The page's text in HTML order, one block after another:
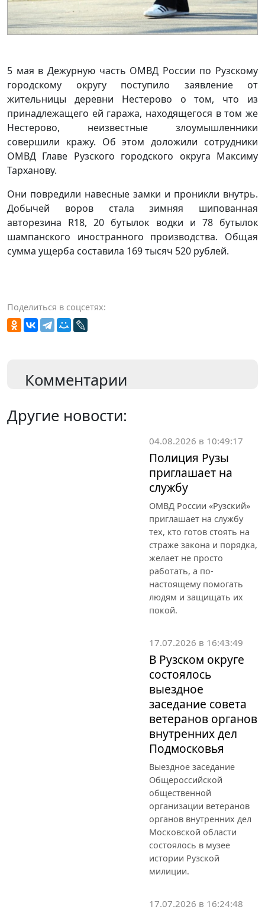
5 мая в Дежурную часть ОМВД России по Рузскому
городскому округу поступило заявление от
жительницы деревни Нестерово о том, что из
принадлежащего ей гаража, находящегося в том же
Нестерово, неизвестные злоумышленники
совершили кражу. Об этом доложили сотрудники
ОМВД Главе Рузского городского округа Максиму
Тарханову.
Они повредили навесные замки и проникли внутрь.
Добычей воров стала зимняя шипованная
авторезина R18, 20 бутылок водки и 78 бутылок
шампанского иностранного производства. Общая
сумма ущерба составила 169 тысяч 520 рублей.
Поделиться в соцсетях:
Комментарии
Другие новости:
04.08.2026 в 10:49:17
Полиция Рузы
приглашает на
службу
ОМВД России «Рузский»
приглашает на службу
тех, кто готов стоять на
страже закона и порядка,
желает не просто
работать, а по-
настоящему помогать
людям и защищать их
покой.
17.07.2026 в 16:43:49
В Рузском округе
состоялось
выездное
заседание совета
ветеранов органов
внутренних дел
Подмосковья
Выездное заседание
Общероссийской
общественной
организации ветеранов
органов внутренних дел
Московской области
состоялось в музее
истории Рузской
милиции.
17.07.2026 в 16:24:48